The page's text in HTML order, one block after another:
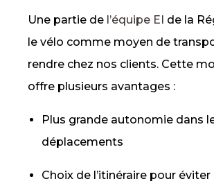
Une partie de l’équipe EI de la
le vélo comme moyen de
rendre chez nos clients. Cette
offre plusieurs avantages :
Plus grande autonomie dans
déplacements
Choix de l’itinéraire pour éviter